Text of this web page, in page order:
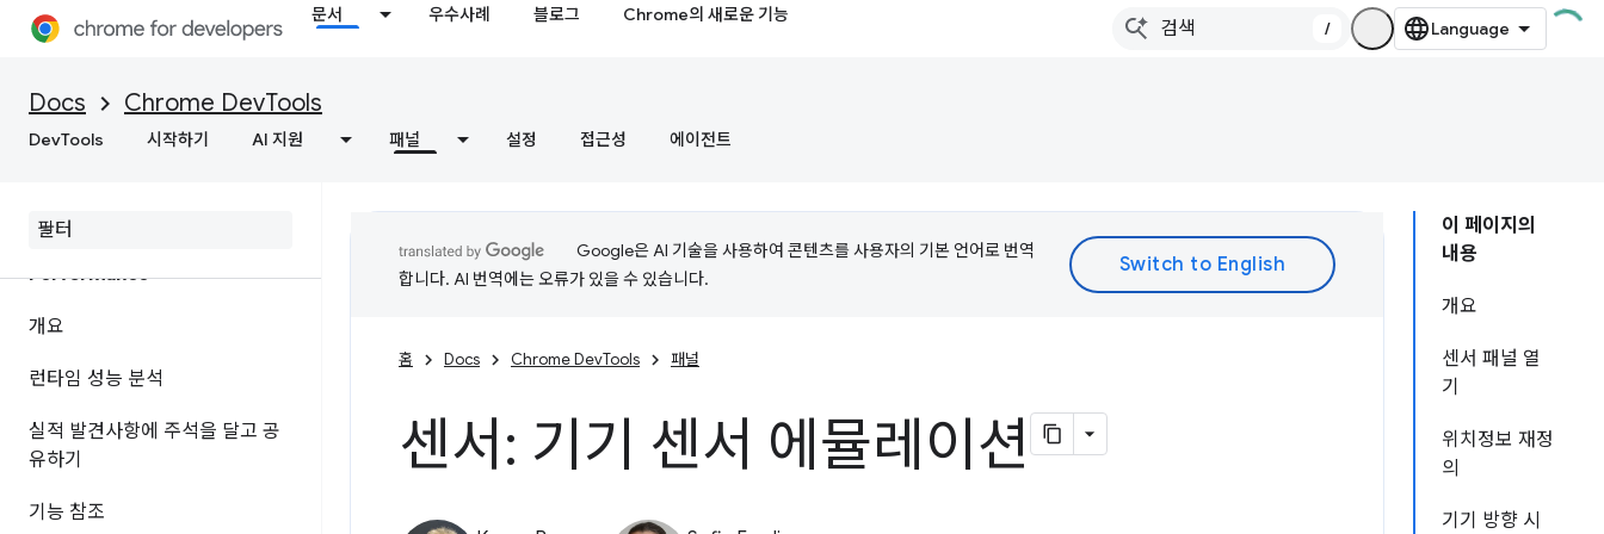
문서 우수사례 블로그 Chrome의 새로운 기능
/
Docs Chrome DevTools
DevTools 시작하기 AI 지원 패널 설정 접근성 에이전트
개요
네트워크 활동 검사
기능 참조
Performance
개요
런타임 성능 분석
실적 발견사항에 주석을 달고 공
유하기
기능 참조
이 페이지의
내용
개요
센서 패널 열
기
위치정보 재정
의
기기 방향 시
Google은 AI 기술을 사용하여 콘텐츠를 사용자의 기본 언어로 번역
합니다. AI 번역에는 오류가 있을 수 있습니다.
홈 Docs Chrome DevTools 패널
센서: 기기 센서 에뮬레이션